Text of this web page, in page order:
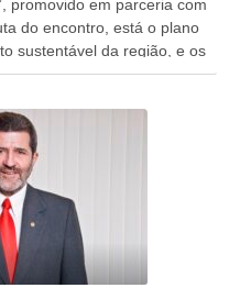
promovido em parceria com
do encontro, está o plano
sustentável da região, e os
políticas públicas, que
do Vice-presidente Geraldo
do
e Serviços, o ex
Presidente do Banco do
Deputado Federal, e
SUDENE, Danilo Cabral, da
Raquel Lyra, os ministros da
e do Desenvolvimento